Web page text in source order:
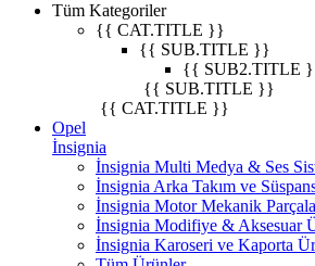
Tüm Kategoriler
{{ CAT.TITLE }}
{{ SUB.TITLE }}
{{ SUB2.TITLE
{{ SUB.TITLE }}
{{ CAT.TITLE }}
Opel
İnsignia
İnsignia Multi Medya & Ses
İnsignia Arka Takım ve
İnsignia Motor Mekanik
İnsignia Modifiye & Aksesuar
İnsignia Karoseri ve Kaporta